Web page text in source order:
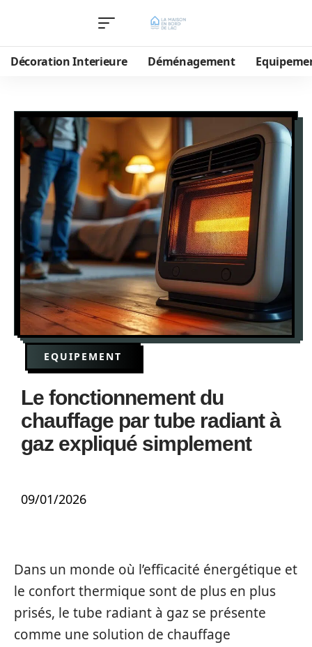
Décoration Interieure Déménagement
EQUIPEMENT
Le fonctionnement du
chauffage par tube radiant à
gaz expliqué simplement
09/01/2026
Dans un monde où l’efficacité énergétique et
le confort thermique sont de plus en plus
prisés, le tube radiant à gaz se présente
comme une solution de chauffage